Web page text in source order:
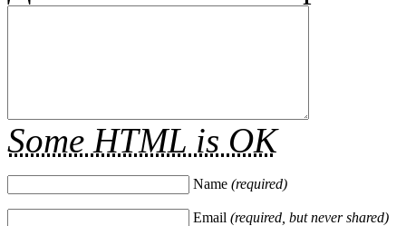
Some HTML is OK
Name (required)
Email (required, but never shared)